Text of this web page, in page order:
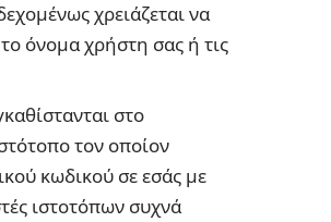
χρειάζεται να
όνομα χρήστη σας ή τις
στο
τον οποίον
κωδικού σε εσάς με
ιστοτόπων συχνά